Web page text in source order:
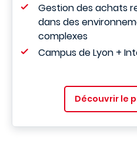
Gestion des achats
dans des
complexes
Campus de Lyon +
Découvrir le